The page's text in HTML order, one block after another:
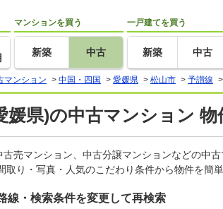
マンションを買う
新築 中古
一戸建てを買う
新築 中古
マンション > 中国・四国 > 愛媛県 > 松山市 > 予讃線 >
媛県)の中古マンション 物
売マンション、中古分譲マンションなどの中
取り・写真・人気のこだわり条件から物件を簡
線・検索条件を変更して再検索